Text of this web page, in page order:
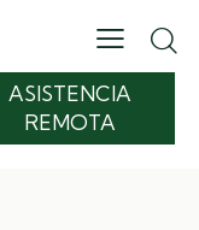
ASISTENCIA
REMOTA